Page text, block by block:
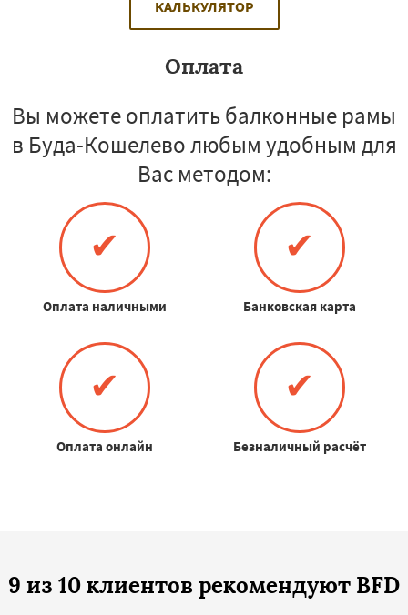
КАЛЬКУЛЯТОР
Оплата
Вы можете оплатить балконные рамы
в Буда-Кошелево любым удобным для
Вас методом:
✔
Оплата наличными
✔
Банковская карта
✔
Оплата онлайн
✔
Безналичный расчёт
9 из 10 клиентов рекомендуют BFD